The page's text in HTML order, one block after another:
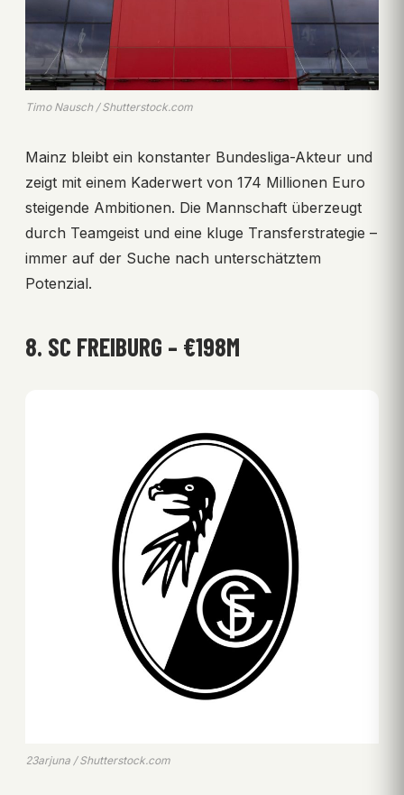
Timo Nausch / Shutterstock.com
Mainz bleibt ein konstanter Bundesliga-Akteur und
zeigt mit einem Kaderwert von 174 Millionen Euro
steigende Ambitionen. Die Mannschaft überzeugt
durch Teamgeist und eine kluge Transferstrategie –
immer auf der Suche nach unterschätztem
Potenzial.
8. SC FREIBURG – €198M
23arjuna / Shutterstock.com